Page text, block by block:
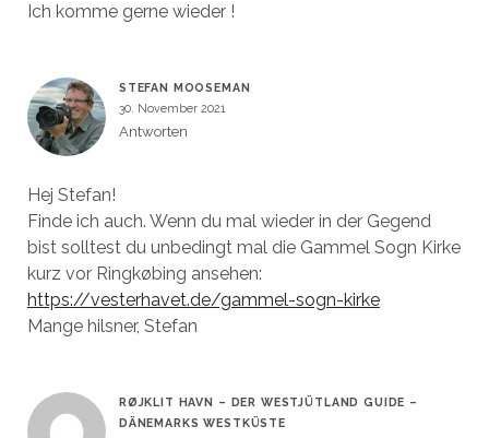
Ich komme gerne wieder !
STEFAN MOOSEMAN
30. November 2021
Antworten
Hej Stefan!
Finde ich auch. Wenn du mal wieder in der Gegend
bist solltest du unbedingt mal die Gammel Sogn Kirke
kurz vor Ringkøbing ansehen:
https://vesterhavet.de/gammel-sogn-kirke
Mange hilsner, Stefan
RØJKLIT HAVN – DER WESTJÜTLAND GUIDE –
DÄNEMARKS WESTKÜSTE